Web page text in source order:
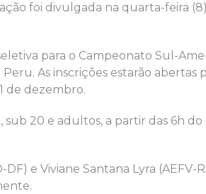
foi divulgada na quarta-feira
para o Campeonato Sul-
As inscrições estarão abertas
de dezembro.
20 e adultos, a partir das 6h
e Viviane Santana Lyra (AEFV-